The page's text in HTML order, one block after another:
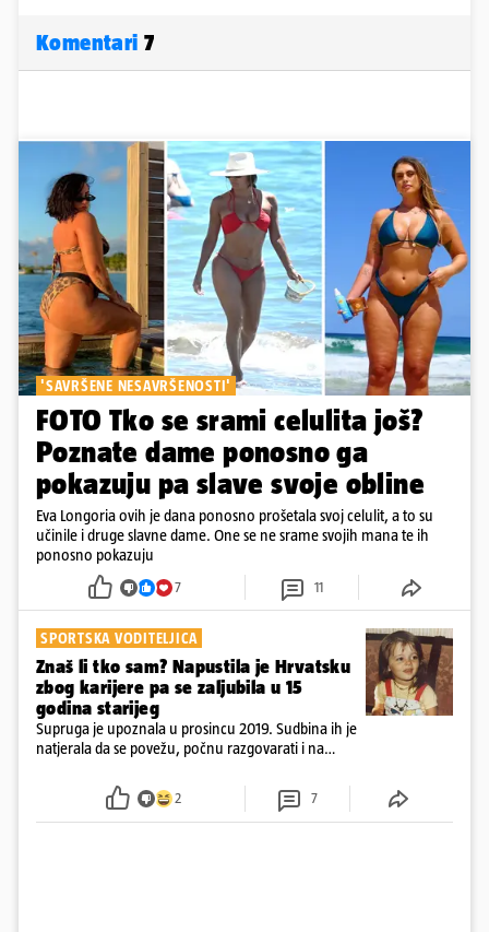
Komentari 7
'SAVRŠENE NESAVRŠENOSTI'
FOTO Tko se srami celulita još?
Poznate dame ponosno ga
pokazuju pa slave svoje obline
Eva Longoria ovih je dana ponosno prošetala svoj celulit, a to su
učinile i druge slavne dame. One se ne srame svojih mana te ih
ponosno pokazuju
7 11
SPORTSKA VODITELJICA
Znaš li tko sam? Napustila je Hrvatsku
zbog karijere pa se zaljubila u 15
godina starijeg
Supruga je upoznala u prosincu 2019. Sudbina ih je
natjerala da se povežu, počnu razgovarati i na
2 7